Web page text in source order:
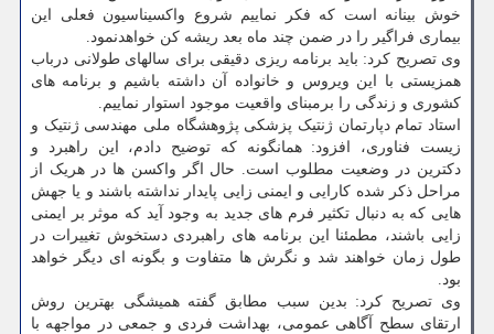
خوش بینانه است که فکر نماییم شروع واکسیناسیون فعلی این
بیماری فراگیر را در ضمن چند ماه بعد ریشه کن خواهدنمود.
وی تصریح کرد: باید برنامه ریزی دقیقی برای سالهای طولانی درباب
همزیستی با این ویروس و خانواده آن داشته باشیم و برنامه های
کشوری و زندگی را برمبنای واقعیت موجود استوار نماییم.
استاد تمام دپارتمان ژنتیک پزشکی پژوهشگاه ملی مهندسی ژنتیک و
زیست فناوری، افزود: همانگونه که توضیح دادم، این راهبرد و
دکترین در وضعیت مطلوب است. حال اگر واکسن ها در هریک از
مراحل ذکر شده کارایی و ایمنی زایی پایدار نداشته باشند و یا جهش
هایی که به دنبال تکثیر فرم های جدید به وجود آید که موثر بر ایمنی
زایی باشند، مطمئنا این برنامه های راهبردی دستخوش تغییرات در
طول زمان خواهند شد و نگرش ها متفاوت و بگونه ای دیگر خواهد
بود.
وی تصریح کرد: بدین سبب مطابق گفته همیشگی بهترین روش
ارتقای سطح آگاهی عمومی، بهداشت فردی و جمعی در مواجهه با